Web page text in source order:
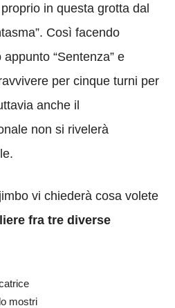
in questa grotta dal
Così facendo
“Sentenza” e
per cinque turni per
anche il
non si rivelerà
vi chiederà cosa volete
fra tre diverse
mostri